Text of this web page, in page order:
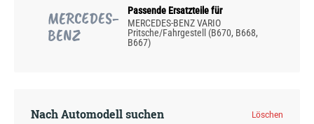
MERCEDES-
BENZ
Passende Ersatzteile für
MERCEDES-BENZ VARIO
Pritsche/Fahrgestell (B670, B668,
B667)
Nach Automodell suchen
Löschen